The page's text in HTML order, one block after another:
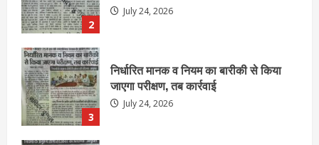
3
July 24, 2026
4
नियमों के अनुरूप होगी हैंडओवर की प्रक्रियाः
आयुक्त
July 24, 2026